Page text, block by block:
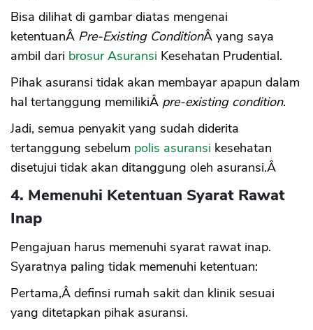
Bisa dilihat di gambar diatas mengenai
ketentuanÂ Pre-Existing ConditionÂ yang saya
ambil dari brosur Asuransi Kesehatan Prudential.
Pihak asuransi tidak akan membayar apapun dalam
hal tertanggung memilikiÂ pre-existing condition.
Jadi, semua penyakit yang sudah diderita
tertanggung sebelum polis asuransi kesehatan
disetujui tidak akan ditanggung oleh asuransi.Â
4. Memenuhi Ketentuan Syarat Rawat
Inap
Pengajuan harus memenuhi syarat rawat inap.
Syaratnya paling tidak memenuhi ketentuan:
Pertama,Â definsi rumah sakit dan klinik sesuai
yang ditetapkan pihak asuransi.